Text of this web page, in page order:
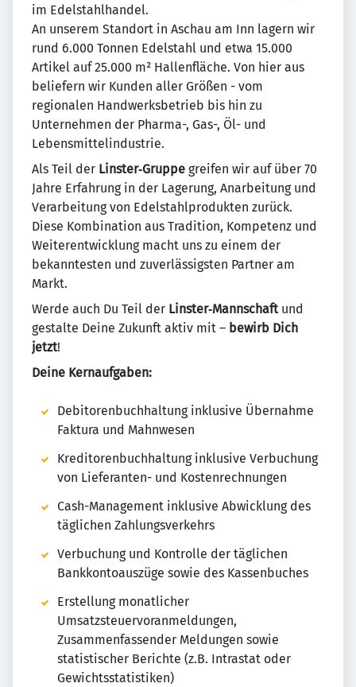
im Edelstahlhandel.
An unserem Standort in Aschau am Inn lagern wir
rund 6.000 Tonnen Edelstahl und etwa 15.000
Artikel auf 25.000 m² Hallenfläche. Von hier aus
beliefern wir Kunden aller Größen - vom
regionalen Handwerksbetrieb bis hin zu
Unternehmen der Pharma-, Gas-, Öl- und
Lebensmittelindustrie.
Als Teil der Linster‑Gruppe greifen wir auf über 70
Jahre Erfahrung in der Lagerung, Anarbeitung und
Verarbeitung von Edelstahlprodukten zurück.
Diese Kombination aus Tradition, Kompetenz und
Weiterentwicklung macht uns zu einem der
bekanntesten und zuverlässigsten Partner am
Markt.
Werde auch Du Teil der Linster‑Mannschaft und
gestalte Deine Zukunft aktiv mit – bewirb Dich
jetzt!
Deine Kernaufgaben:
Debitorenbuchhaltung inklusive Übernahme
Faktura und Mahnwesen
Kreditorenbuchhaltung inklusive Verbuchung
von Lieferanten- und Kostenrechnungen
Cash-Management inklusive Abwicklung des
täglichen Zahlungsverkehrs
Verbuchung und Kontrolle der täglichen
Bankkontoauszüge sowie des Kassenbuches
Erstellung monatlicher
Umsatzsteuervoranmeldungen,
Zusammenfassender Meldungen sowie
statistischer Berichte (z.B. Intrastat oder
Gewichtsstatistiken)